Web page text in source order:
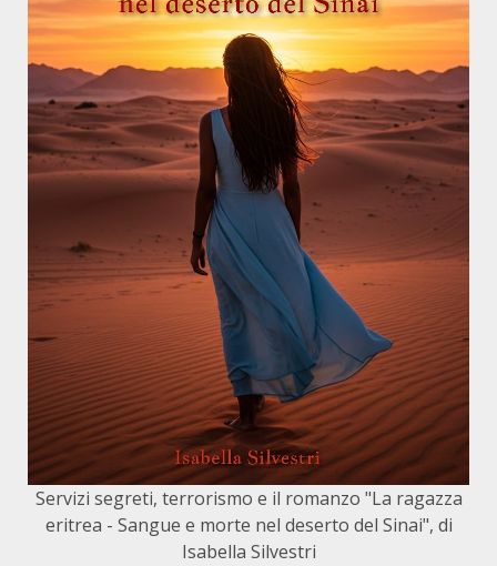
Servizi segreti, terrorismo e il romanzo "La ragazza
eritrea - Sangue e morte nel deserto del Sinai", di
Isabella Silvestri